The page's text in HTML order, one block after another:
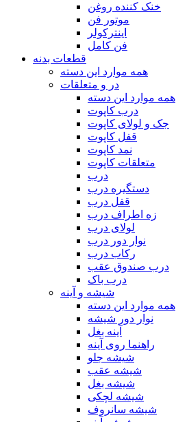
خنک‌ کننده روغن
موتور فن
اینترکولر
فن کامل
قطعات بدنه
همه موارد این دسته
در و متعلقات
همه موارد این دسته
درب کاپوت
جک و لولای کاپوت
قفل کاپوت
نمد کاپوت
متعلقات کاپوت
درب
دستگیره درب
قفل درب
زه اطراف درب
لولای درب
نوار دور درب
رکاب درب
درب صندوق عقب
درب باک
شیشه و آینه
همه موارد این دسته
نوار دور شیشه
آینه بغل
راهنما روی آینه
شیشه جلو
شیشه عقب
شیشه بغل
شیشه لچکی
شیشه سانروف